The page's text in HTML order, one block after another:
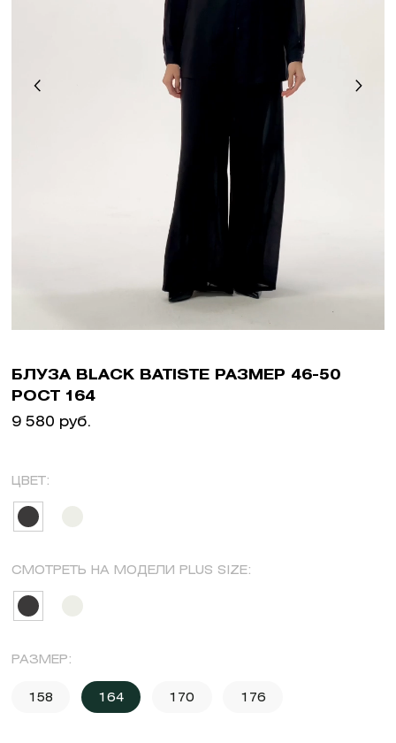
БЛУЗА BLACK BATISTE РАЗМЕР 46-50
РОСТ 164
9 580 руб.
ЦВЕТ:
СМОТРЕТЬ НА МОДЕЛИ PLUS SIZE:
РАЗМЕР:
158 164 170 176